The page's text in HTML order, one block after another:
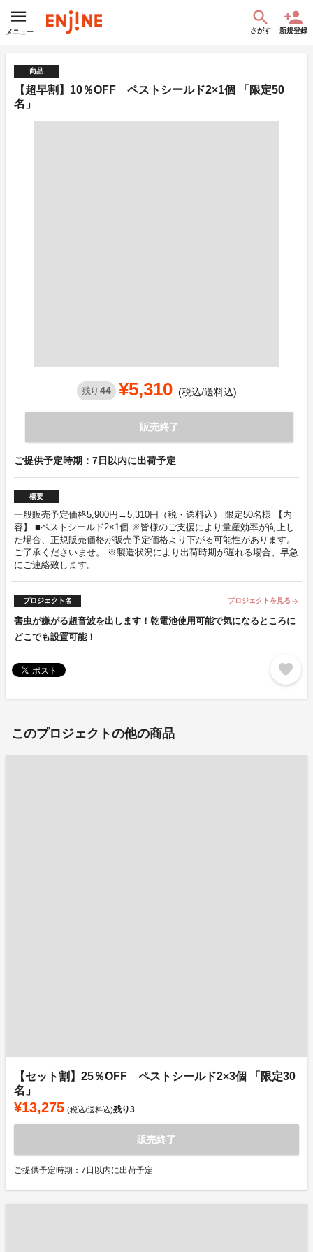
メニュー さがす 新規登録
商品
【超早割】10％OFF ペストシールド2×1個 「限定50
名」
残り 44 ¥5,310 (税込/送料込)
販売終了
ご提供予定時期：7日以内に出荷予定
概要
一般販売予定価格5,900円→5,310円（税・送料込） 限定50名様 【内
容】 ■ペストシールド2×1個 ※皆様のご支援により量産効率が向上し
た場合、正規販売価格が販売予定価格より下がる可能性があります。
ご了承くださいませ。 ※製造状況により出荷時期が遅れる場合、早急
にご連絡致します。
プロジェクト名 プロジェクトを見る arrow_forward
害虫が嫌がる超音波を出します！乾電池使用可能で気になるところに
どこでも設置可能！
favorite
このプロジェクトの他の商品
【セット割】25％OFF ペストシールド2×3個 「限定30
名」
¥13,275 (税込/送料込)残り3
販売終了
ご提供予定時期：7日以内に出荷予定